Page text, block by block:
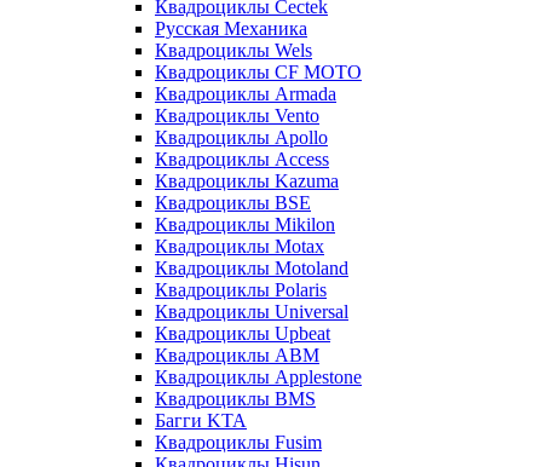
Квадроциклы Cectek
Русская Механика
Квадроциклы Wels
Квадроциклы CF MOTO
Квадроциклы Armada
Квадроциклы Vento
Квадроциклы Apollo
Квадроциклы Access
Квадроциклы Kazuma
Квадроциклы BSE
Квадроциклы Mikilon
Квадроциклы Motax
Квадроциклы Motoland
Квадроциклы Polaris
Квадроциклы Universal
Квадроциклы Upbeat
Квадроциклы ABM
Квадроциклы Applestone
Квадроциклы BMS
Багги KTA
Квадроциклы Fusim